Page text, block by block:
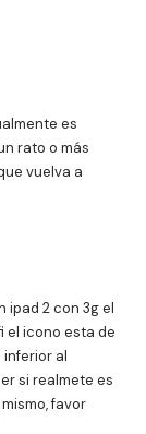
es
rato o más
vuelva a
ipad 2 con 3g el
el icono esta de
al
si realmete es
favor